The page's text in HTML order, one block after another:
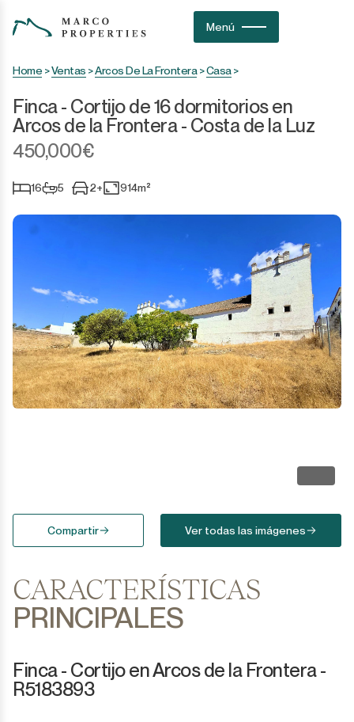
Menú
Home >Ventas >Arcos De La Frontera>Casa>
Finca - Cortijo de 16 dormitorios en
Arcos de la Frontera - Costa de la Luz
450,000€
16 5 2+ 914m²
Compartir Ver todas las imágenes
CARACTERÍSTICAS
PRINCIPALES
Finca - Cortijo en Arcos de la Frontera -
R5183893